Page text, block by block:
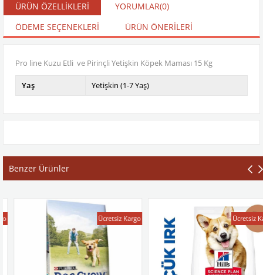
ÜRÜN ÖZELLIKLERI YORUMLAR(0)
ÖDEME SEÇENEKLERI
ÜRÜN ÖNERILERI
Pro line Kuzu Etli ve Pirinçli Yetişkin Köpek Maması 15 Kg
Yaş Yetişkin (1-7 Yaş)
Benzer Ürünler
Ücretsiz Kargo Ücretsiz